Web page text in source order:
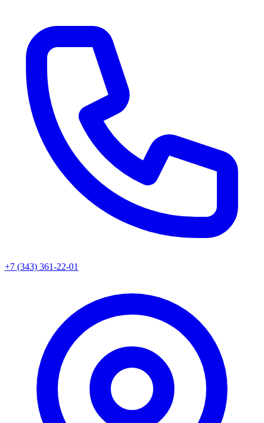
+7 (343) 361-22-01